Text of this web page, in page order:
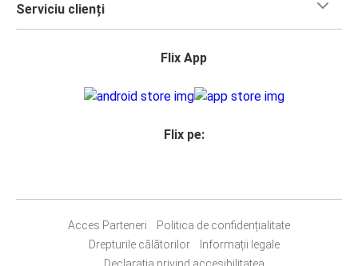
Serviciu clienți
Flix App
Flix pe:
Acces Parteneri
Politica de confidențialitate
Drepturile călătorilor
Informații legale
Declarația privind accesibilitatea